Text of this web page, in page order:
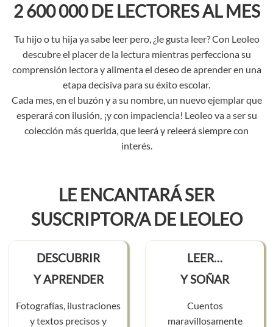
2 600 000 DE LECTORES AL MES
Tu hijo o tu hija ya sabe leer pero, ¿le gusta leer? Con Leoleo
descubre el placer de la lectura mientras perfecciona su
comprensión lectora y alimenta el deseo de aprender en una
etapa decisiva para su éxito escolar.
Cada mes, en el buzón y a su nombre, un nuevo ejemplar que
esperará con ilusión, ¡y con impaciencia! Leoleo va a ser su
colección más querida, que leerá y releerá siempre con
interés.
LE ENCANTARÁ SER
SUSCRIPTOR/A DE LEOLEO
DESCUBRIR
Y APRENDER
Fotografías, ilustraciones
y textos precisos y
LEER…
Y SOÑAR
Cuentos
maravillosamente